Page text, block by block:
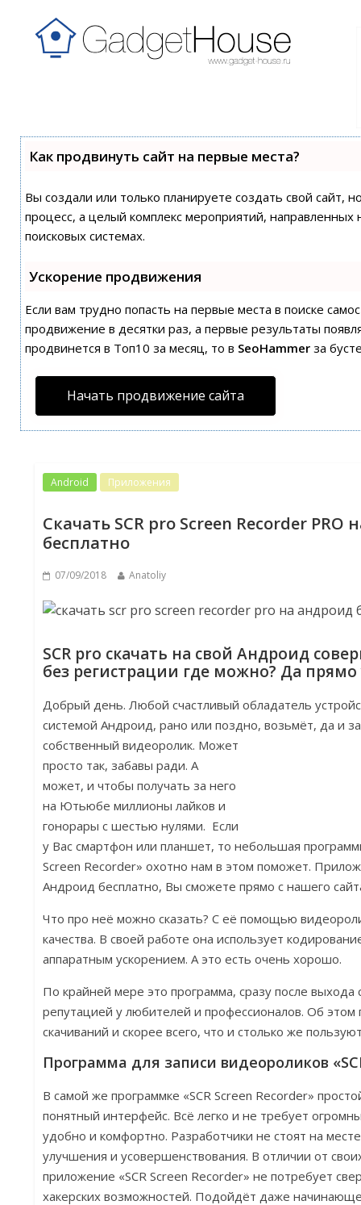
Как продвинуть сайт на первые места?
Вы создали или только планируете создать свой сайт,
процесс, а целый комплекс мероприятий,
поисковых системах.
Ускорение продвижения
Если вам трудно попасть на первые места в поиске
продвижение в десятки раз, а первые результаты
продвинется в Топ10 за месяц, то в SeoHammerза
Начать продвижение сайта
Android Приложения
Скачать SCR pro Screen Recorder PRO
бесплатно
07/09/2018 Anatoliy
SCR pro скачать на свой Андроид
без регистрации где можно? Да прямо
Добрый день. Любой счастливый обладатель
системой Андроид, рано или поздно, возьмёт, да и
собственный видеоролик. Может
просто так, забавы ради. А
может, и чтобы получать за него
на Ютьюбе миллионы лайков и
гонорары с шестью нулями. Если
у Вас смартфон или планшет, то небольшая
Screen Recorder» охотно нам в этом поможет.
Андроид бесплатно, Вы сможете прямо с нашего
Что про неё можно сказать? С её помощью
качества. В своей работе она использует
аппаратным ускорением. А это есть очень хорошо.
По крайней мере это программа, сразу после выхода
репутацией у любителей и профессионалов. Об этом
скачиваний и скорее всего, что и столько же
Программа для записи видеороликов
В самой же программке «SCR Screen Recorder»
понятный интерфейс. Всё легко и не требует
удобно и комфортно. Разработчики не стоят на
улучшения и усовершенствования. В отличии от
приложение «SCR Screen Recorder» не потребует
хакерских возможностей. Подойдёт даже